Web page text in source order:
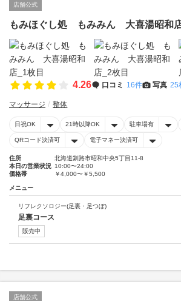
店舗公式
もみほぐし処 もみみん 大喜湯昭和
4.26 口コミ 16件 写真 25
マッサージ 整体
日祝OK 21時以降OK 駐車場有
QRコード決済可 電子マネー決済可
住所
北海道釧路市昭和中央5丁目11-8
本日の営業状況 10:00〜24:00
価格帯
￥4,000〜￥5,500
メニュー
リフレクソロジー(足裏・足つぼ)
足裏コース
販売中
店舗公式